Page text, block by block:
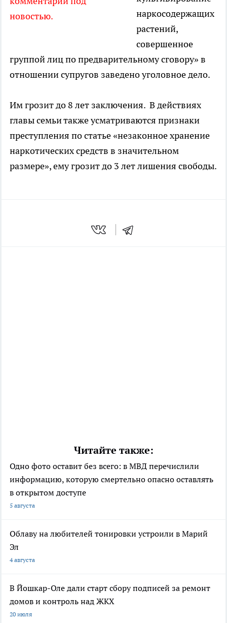
новостью.
наркосодержащих
растений,
совершенное
группой лиц по предварительному сговору» в
отношении супругов заведено уголовное дело.
Им грозит до 8 лет заключения. В действиях
главы семьи также усматриваются признаки
преступления по статье «незаконное хранение
наркотических средств в значительном
размере», ему грозит до 3 лет лишения свободы.
Читайте также:
Одно фото оставит без всего: в МВД перечислили
информацию, которую смертельно опасно оставлять
в открытом доступе
5 августа
Облаву на любителей тонировки устроили в Марий
Эл
4 августа
В Йошкар-Оле дали старт сбору подписей за ремонт
домов и контроль над ЖКХ
20 июля